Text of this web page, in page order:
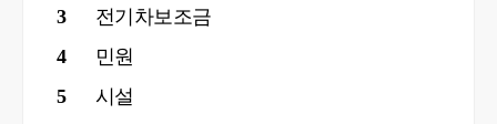
3
전기차보조금
4
민원
5
시설